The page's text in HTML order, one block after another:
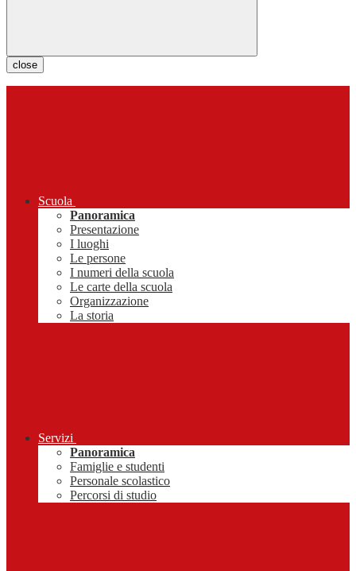
close
Scuola
Panoramica
Presentazione
I luoghi
Le persone
I numeri della scuola
Le carte della scuola
Organizzazione
La storia
Servizi
Panoramica
Famiglie e studenti
Personale scolastico
Percorsi di studio